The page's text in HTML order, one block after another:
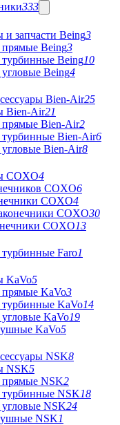
333
запчасти Being3
Being3
Being10
Being4
Bien-Air25
Bien-Air21
Bien-Air2
Bien-Air6
Bien-Air8
COXO4
COXO6
COXO4
COXO30
COXO13
Faro1
KaVo5
KaVo3
KaVo14
KaVo19
KaVo5
NSK8
NSK5
NSK2
NSK18
NSK24
NSK1